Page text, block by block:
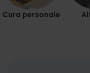
Cura personale